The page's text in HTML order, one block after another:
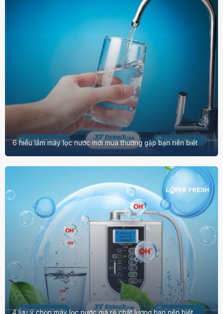
6 hiểu lầm máy lọc nước mới mua thường gặp bạn nên biết